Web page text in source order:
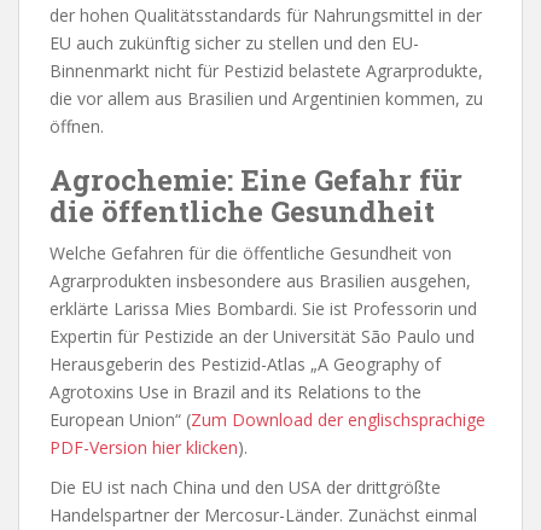
der hohen Qualitätsstandards für Nahrungsmittel in der
EU auch zukünftig sicher zu stellen und den EU-
Binnenmarkt nicht für Pestizid belastete Agrarprodukte,
die vor allem aus Brasilien und Argentinien kommen, zu
öffnen.
Agrochemie: Eine Gefahr für
die öffentliche Gesundheit
Welche Gefahren für die öffentliche Gesundheit von
Agrarprodukten insbesondere aus Brasilien ausgehen,
erklärte Larissa Mies Bombardi. Sie ist Professorin und
Expertin für Pestizide an der Universität São Paulo und
Herausgeberin des Pestizid-Atlas „A Geography of
Agrotoxins Use in Brazil and its Relations to the
European Union“ (Zum Download der englischsprachige
PDF-Version hier klicken).
Die EU ist nach China und den USA der drittgrößte
Handelspartner der Mercosur-Länder. Zunächst einmal